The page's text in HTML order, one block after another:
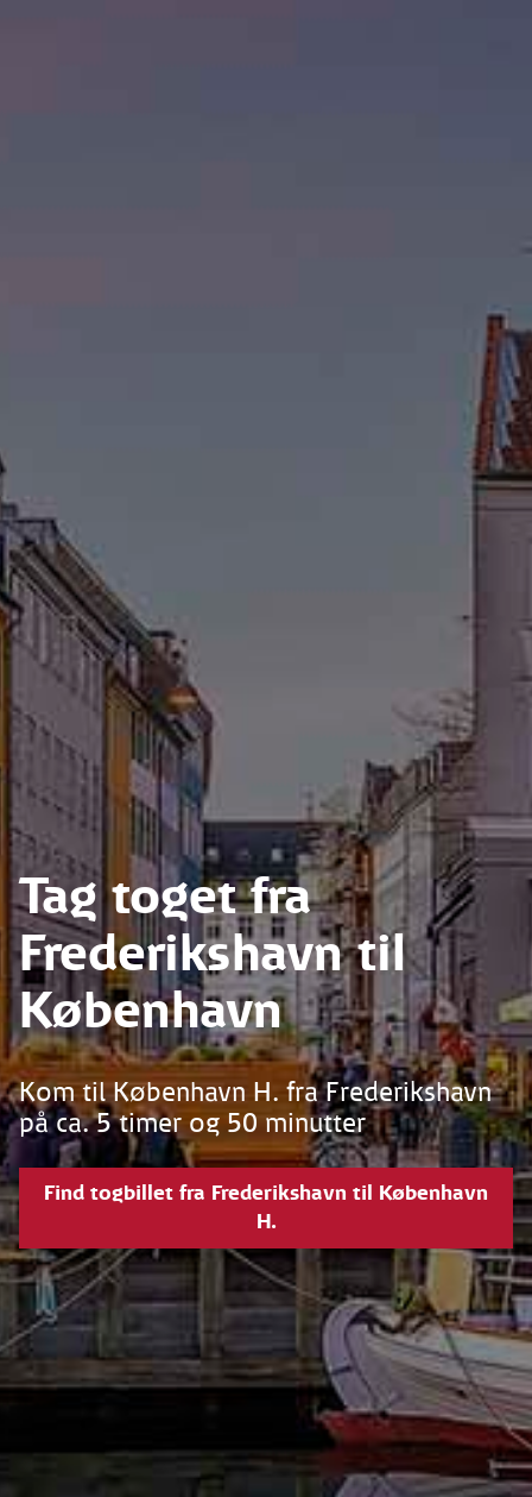
Tag toget fra
Frederikshavn til
København
Kom til København H. fra Frederikshavn
på ca. 5 timer og 50 minutter
Find togbillet fra Frederikshavn til København
H.